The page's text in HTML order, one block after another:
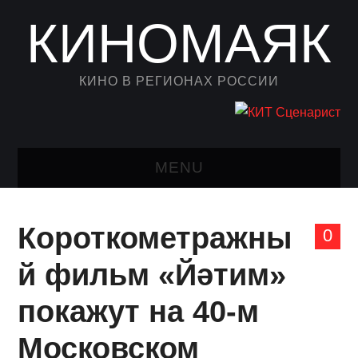
КИНОМАЯК
КИНО В РЕГИОНАХ РОССИИ
MENU
КАЛЕНДАРЬ
АВТОРСКИЙ ЛИСТ
0
Короткометражны
й фильм «Йәтим»
покажут на 40-м
Московском